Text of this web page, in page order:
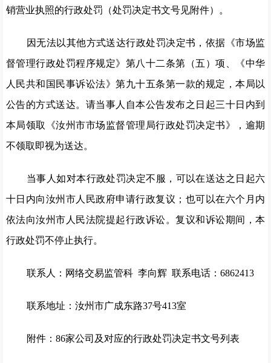
销营业执照的行政处罚（处罚决定书文号见附件）。
因无法以其他方式送达行政处罚决定书，依据《市场监
督管理行政处罚程序规定》第八十二条第（五）项、《中华
人民共和国民事诉讼法》第九十五条第一款的规定，本局以
公告的方式送达。请当事人自本公告发布之日起三十日内到
本局领取《汝州市市场监督管理局行政处罚决定书》，逾期
不领取即视为送达。
当事人如对本行政处罚决定不服，可以在送达之日起六
十日内向汝州市人民政府申请行政复议；也可以在六个月内
依法向汝州市人民法院提起行政诉讼。复议和诉讼期间，本
行政处罚不停止执行。
联系人：网络交易监管科 李向辉 联系电话：6862413
联系地址：汝州市广成东路37号413室
附件：86家公司及对应的行政处罚决定书文号列表